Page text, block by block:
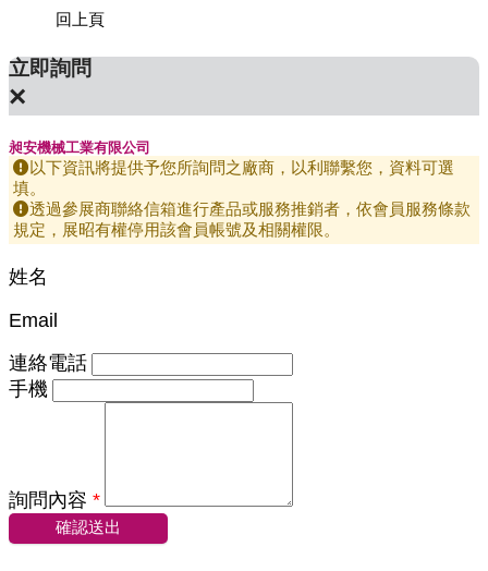
回上頁
立即詢問
×
昶安機械工業有限公司
以下資訊將提供予您所詢問之廠商，以利聯繫您，資料可選
填。
透過參展商聯絡信箱進行產品或服務推銷者，依會員服務條款
規定，展昭有權停用該會員帳號及相關權限。
姓名
Email
連絡電話
手機
詢問內容 *
確認送出